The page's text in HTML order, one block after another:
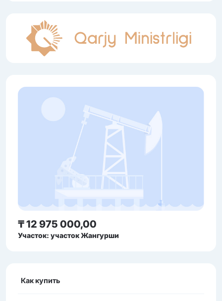
₸ 12 975 000,00
Участок: участок Жангурши
Как купить